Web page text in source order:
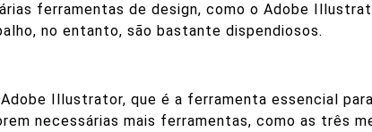
ferramentas de design, como o Adobe
no entanto, são bastante dispendiosos.
Illustrator, que é a ferramenta essencial
necessárias mais ferramentas, como as três